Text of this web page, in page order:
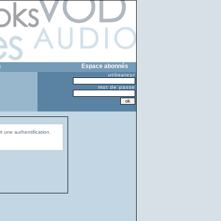
Espace abonnés
utilisateur
mot de passe
une authentification.